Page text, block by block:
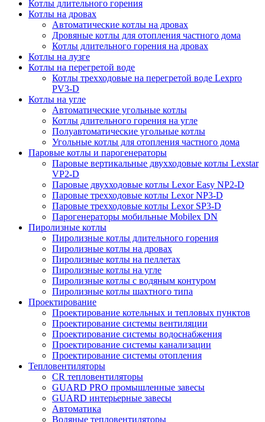
Котлы длительного горения
Котлы на дровах
Автоматические котлы на дровах
Дровяные котлы для отопления частного дома
Котлы длительного горения на дровах
Котлы на лузге
Котлы на перегретой воде
Котлы трехходовые на перегретой воде Lexpro
PV3-D
Котлы на угле
Автоматические угольные котлы
Котлы длительного горения на угле
Полуавтоматические угольные котлы
Угольные котлы для отопления частного дома
Паровые котлы и парогенераторы
Паровые вертикальные двухходовые котлы Lexstar
VP2-D
Паровые двухходовые котлы Lexor Easy NP2-D
Паровые трехходовые котлы Lexor NP3-D
Паровые трехходовые котлы Lexor SP3-D
Парогенераторы мобильные Mobilex DN
Пиролизные котлы
Пиролизные котлы длительного горения
Пиролизные котлы на дровах
Пиролизные котлы на пеллетах
Пиролизные котлы на угле
Пиролизные котлы с водяным контуром
Пиролизные котлы шахтного типа
Проектирование
Проектирование котельных и тепловых пунктов
Проектирование системы вентиляции
Проектирование системы водоснабжения
Проектирование системы канализации
Проектирование системы отопления
Тепловентиляторы
CR тепловентиляторы
GUARD PRO промышленные завесы
GUARD интерьерные завесы
Автоматика
Водяные тепловентиляторы